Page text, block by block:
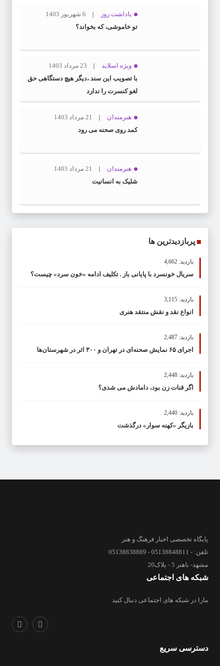
یاداشت روز
6 شهریور 1403
تو خاموشی، که بخواند؟
ویژه اسلاید
23 مرداد 1403
با تصویب این سند ،دیگر هیچ دستگاهی حق
لغو کنسرت را ندارد
هنرمندان
21 مرداد 1403
کمد روی صحنه می رود
هنرمندان
21 مرداد 1403
شلیک به انسانیت
پربازدیدترین ها
بازدید: 4,662
سریال خونسرد با پایانی باز . تکلیف ادامه «خون سرد» چیست؟
بازدید: 3,115
انواع نقد و نقش منتقد هنری
بازدید: 2,487
اجرای ۶۵ نمایش صحنه‌ای در تهران و ۳۰۰ اثر در شهرستان‌ها
بازدید: 2,448
اگر قنات زن بود، دامادش می شدی؟
بازدید: 2,440
بازیگر «کهنه سوار» درگذشت
پایگاه تخصصی اخبار فرهنگ و هنر
تلفن: - 05138848811 - 05138838889
مشهد- باهنر 5 - پلاک20
شبکه های اجتماعی
مارا در شبکه های اجتماعی دنبال کنید
دسترسی سریع